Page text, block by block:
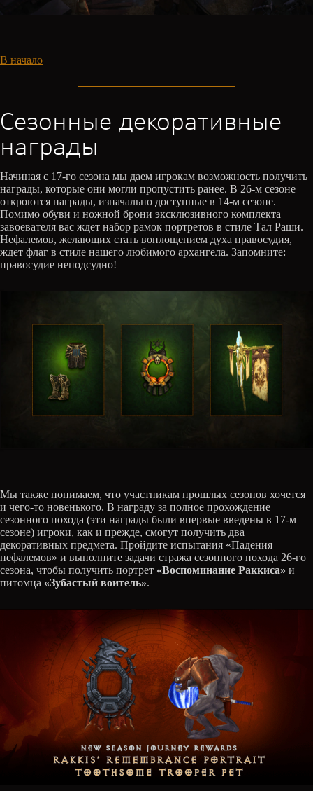
В начало
Сезонные декоративные
награды
Начиная с 17-го сезона мы даем игрокам возможность получить
награды, которые они могли пропустить ранее. В 26-м сезоне
откроются награды, изначально доступные в 14-м сезоне.
Помимо обуви и ножной брони эксклюзивного комплекта
завоевателя вас ждет набор рамок портретов в стиле Тал Раши.
Нефалемов, желающих стать воплощением духа правосудия,
ждет флаг в стиле нашего любимого архангела. Запомните:
правосудие неподсудно!
Мы также понимаем, что участникам прошлых сезонов хочется
и чего-то новенького. В награду за полное прохождение
сезонного похода (эти награды были впервые введены в 17-м
сезоне) игроки, как и прежде, смогут получить два
декоративных предмета. Пройдите испытания «Падения
нефалемов» и выполните задачи стража сезонного похода 26-го
сезона, чтобы получить портрет «Воспоминание Раккиса» и
питомца «Зубастый воитель».